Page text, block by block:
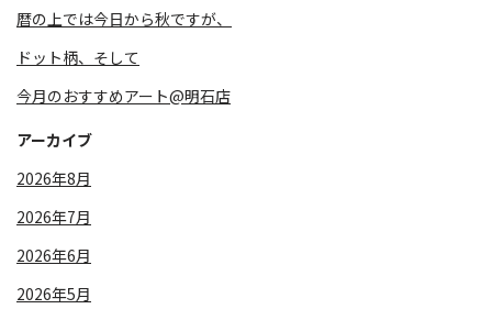
暦の上では今日から秋ですが、
⁡ドット柄、そして
今月のおすすめアート@明石店
アーカイブ
2026年8月
2026年7月
2026年6月
2026年5月